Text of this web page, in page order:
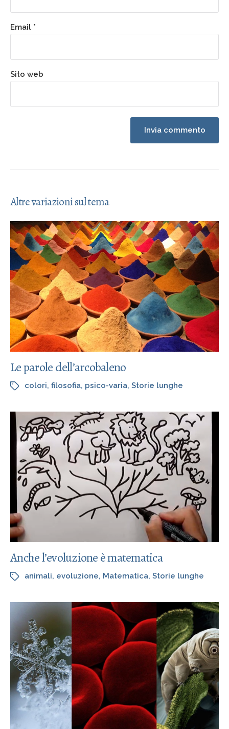
Email *
Sito web
Altre variazioni sul tema
Le parole dell’arcobaleno
colori, filosofia, psico-varia, Storie lunghe
Anche l’evoluzione è matematica
animali, evoluzione, Matematica, Storie lunghe